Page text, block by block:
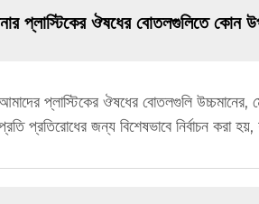
প্লাস্টিকের ঔষধের বোতলগুলিতে কোন
প্লাস্টিকের ঔষধের বোতলগুলি উচ্চমানের,
প্রতিরোধের জন্য বিশেষভাবে নির্বাচন করা